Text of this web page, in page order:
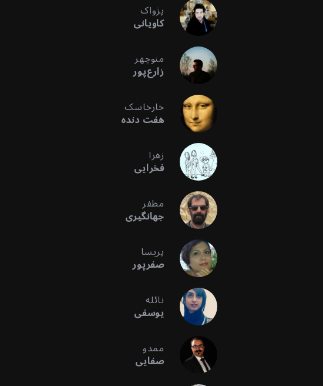
پژواک
کاویانی
منوچهر
زارع‌پور
خارخاسک
هفت دنده
زهرا
فخرایی
مظفر
جهانگیری
پریسا
صفرپور
نائله
یوسفی
ممدو
صفایی